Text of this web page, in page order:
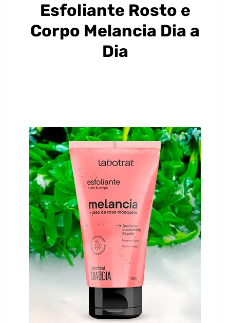
Esfoliante Rosto e
Corpo Melancia Dia a
Dia